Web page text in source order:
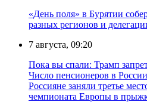
«День поля» в Бурятии
разных регионов и
7 августа, 09:20
Пока вы спали: Трамп
Число пенсионеров в
Россияне заняли третье
чемпионата Европы в